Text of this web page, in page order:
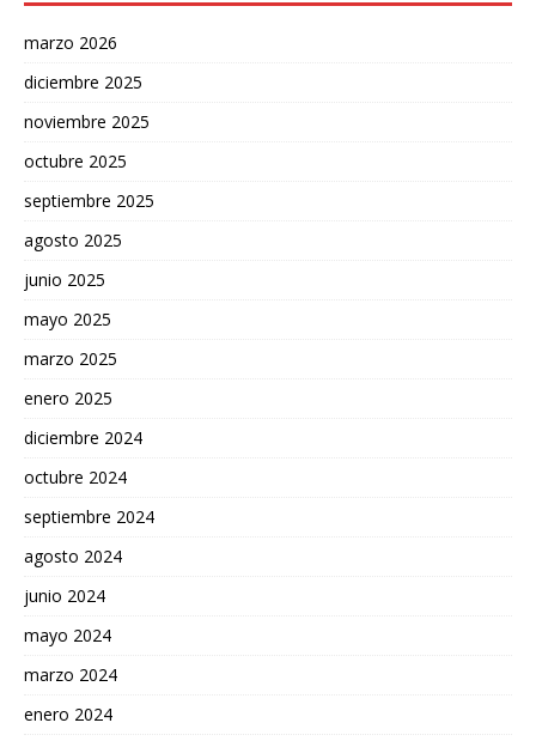
marzo 2026
diciembre 2025
noviembre 2025
octubre 2025
septiembre 2025
agosto 2025
junio 2025
mayo 2025
marzo 2025
enero 2025
diciembre 2024
octubre 2024
septiembre 2024
agosto 2024
junio 2024
mayo 2024
marzo 2024
enero 2024